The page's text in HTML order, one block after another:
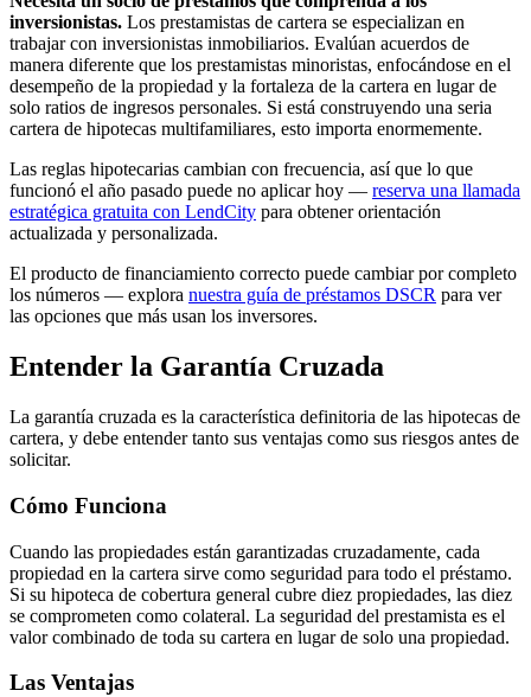
inversionistas. Los prestamistas de cartera se especializan en
trabajar con inversionistas inmobiliarios. Evalúan acuerdos de
manera diferente que los prestamistas minoristas, enfocándose en el
desempeño de la propiedad y la fortaleza de la cartera en lugar de
solo ratios de ingresos personales. Si está construyendo una seria
cartera de hipotecas multifamiliares, esto importa enormemente.
Las reglas hipotecarias cambian con frecuencia, así que lo que
funcionó el año pasado puede no aplicar hoy — reserva una llamada
estratégica gratuita con LendCity para obtener orientación
actualizada y personalizada.
El producto de financiamiento correcto puede cambiar por completo
los números — explora nuestra guía de préstamos DSCR para ver
las opciones que más usan los inversores.
Entender la Garantía Cruzada
La garantía cruzada es la característica definitoria de las hipotecas de
cartera, y debe entender tanto sus ventajas como sus riesgos antes de
solicitar.
Cómo Funciona
Cuando las propiedades están garantizadas cruzadamente, cada
propiedad en la cartera sirve como seguridad para todo el préstamo.
Si su hipoteca de cobertura general cubre diez propiedades, las diez
se comprometen como colateral. La seguridad del prestamista es el
valor combinado de toda su cartera en lugar de solo una propiedad.
Las Ventajas